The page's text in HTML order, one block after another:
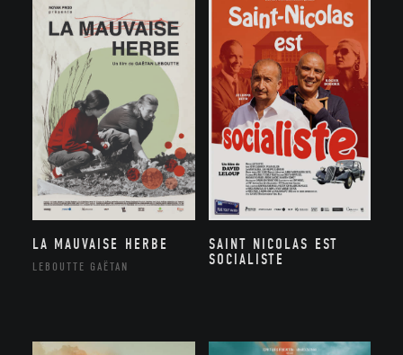
LA MAUVAISE HERBE
LEBOUTTE GAËTAN
SAINT NICOLAS EST
SOCIALISTE